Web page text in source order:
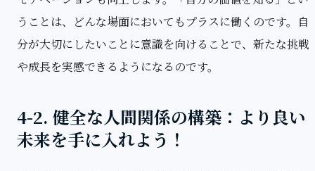
うことは、どんな場面においてもプラスに働くのです。自
分が大切にしたいことに意識を向けることで、新たな挑戦
や成長を実感できるようになるのです。
4-2. 健全な人間関係の構築：より良い
未来を手に入れよう！